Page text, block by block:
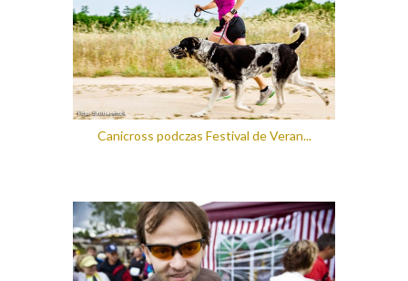
Canicross podczas Festival de Veran...